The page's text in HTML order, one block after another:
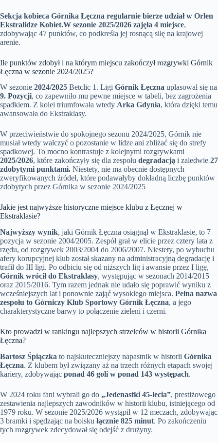
Sekcja kobieca Górnika Łęczna regularnie bierze udział w Orlen
Ekstralidze Kobiet.W sezonie 2025/2026 zajęła 4 miejsce,
zdobywając 47 punktów, co podkreśla jej rosnącą siłę na krajowej
arenie.
Ile punktów zdobył i na którym miejscu zakończył rozgrywki Górnik
Łęczna w sezonie 2024/2025?
W sezonie 2024/2025 Betclic 1. Ligi Górnik Łęczna uplasował się na
9. Pozycji, co zapewniło mu pewne miejsce w tabeli, bez zagrożenia
spadkiem. Z kolei triumfowała wtedy Arka Gdynia, która dzięki temu
awansowała do Ekstraklasy.
W przeciwieństwie do spokojnego sezonu 2024/2025, Górnik nie
musiał wtedy walczyć o pozostanie w lidze ani zbliżać się do strefy
spadkowej. To mocno kontrastuje z kolejnymi rozgrywkami
2025/2026, które zakończyły się dla zespołu degradacją i zaledwie 27
zdobytymi punktami. Niestety, nie ma obecnie dostępnych
zweryfikowanych źródeł, które podawałyby dokładną liczbę punktów
zdobytych przez Górnika w sezonie 2024/2025
Jakie jest najwyższe historyczne miejsce klubu z Łęcznej w
Ekstraklasie?
Najwyższy wynik, jaki Górnik Łęczna osiągnął w Ekstraklasie, to 7
pozycja w sezonie 2004/2005. Zespół grał w elicie przez cztery lata z
rzędu, od rozgrywek 2003/2004 do 2006/2007. Niestety, po wybuchu
afery korupcyjnej klub został skazany na administracyjną degradację i
trafił do III ligi. Po odbiciu się od niższych lig i awansie przez I ligę,
Górnik wrócił do Ekstraklasy, występując w sezonach 2014/2015
oraz 2015/2016. Tym razem jednak nie udało się poprawić wyniku z
wcześniejszych lat i ponownie zająć wysokiego miejsca. Pełna nazwa
zespołu to Górniczy Klub Sportowy Górnik Łęczna, a jego
charakterystyczne barwy to połączenie zieleni i czerni.
Kto prowadzi w rankingu najlepszych strzelców w historii Górnika
Łęczna?
Bartosz Śpiączka to najskuteczniejszy napastnik w historii Górnika
Łęczna. Z klubem był związany aż na trzech różnych etapach swojej
kariery, zdobywając ponad 46 goli w ponad 143 występach.
W 2024 roku fani wybrali go do „Jedenastki 45-lecia”, prestiżowego
zestawienia najlepszych zawodników w historii klubu, istniejącego od
1979 roku. W sezonie 2025/2026 wystąpił w 12 meczach, zdobywając
3 bramki i spędzając na boisku łącznie 825 minut. Po zakończeniu
tych rozgrywek zdecydował się odejść z drużyny.